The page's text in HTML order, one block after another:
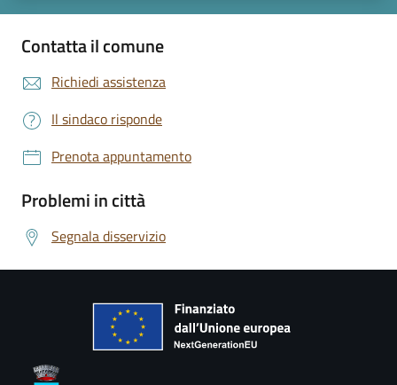
Contatta il comune
Richiedi assistenza
Il sindaco risponde
Prenota appuntamento
Problemi in città
Segnala disservizio